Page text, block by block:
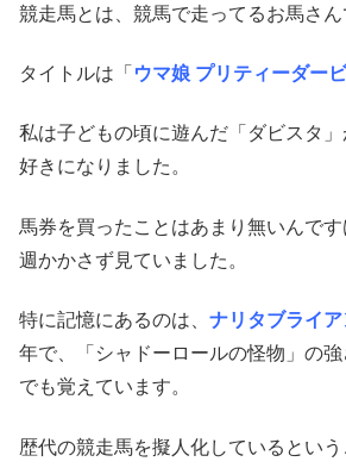
競走馬とは、競馬で走ってるお馬さん
タイトルは「 ウマ娘 プリティーダー
私は子どもの頃に遊んだ「ダビスタ
好きになりました。
馬券を買ったことはあまり無いんで
週かかさず見ていました。
特に記憶にあるのは、 ナリタブライア
年で、「シャドーロールの怪物」の
でも覚えています。
歴代の競走馬を擬人化しているとい